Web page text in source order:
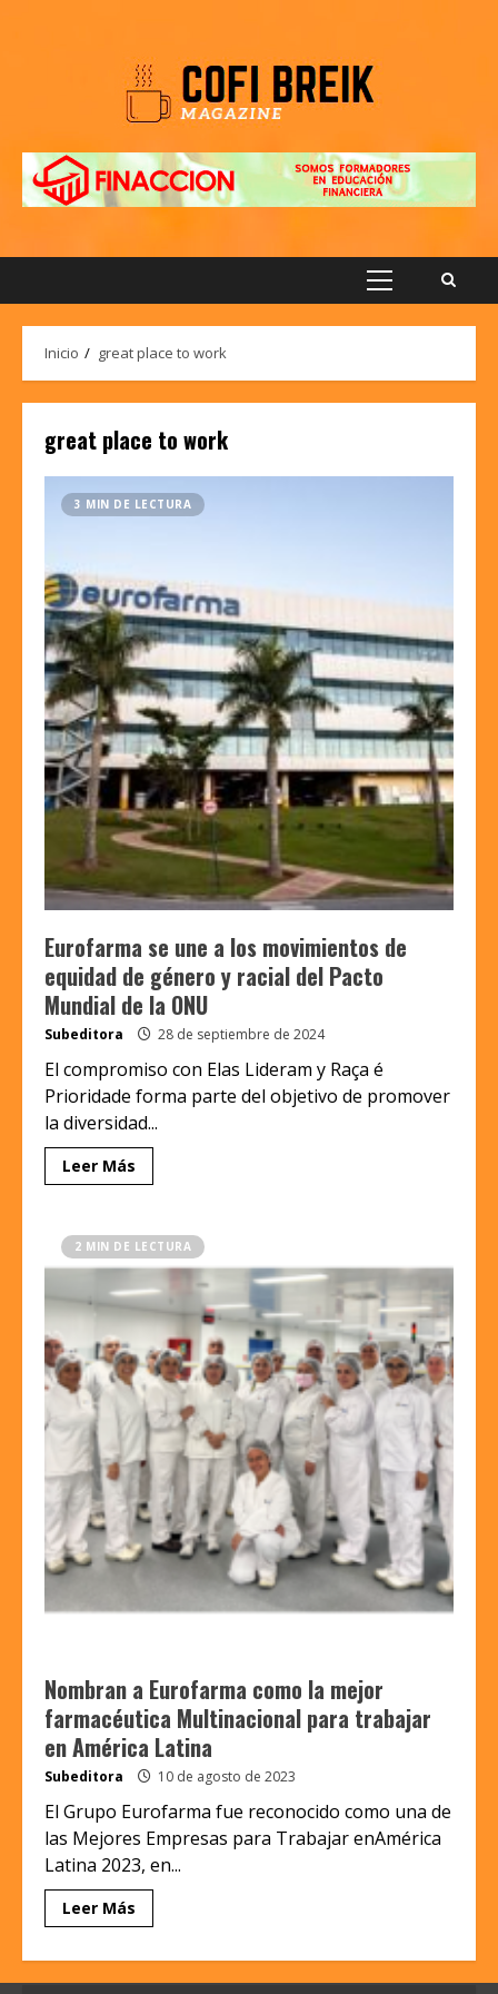
Menú
Inicio great place to work
great place to work
3 MIN DE LECTURA
Eurofarma se une a los movimientos de
equidad de género y racial del Pacto
Mundial de la ONU
Subeditora 28 de septiembre de 2024
El compromiso con Elas Lideram y Raça é
Prioridade forma parte del objetivo de promover
la diversidad...
Leer Más
2 MIN DE LECTURA
Nombran a Eurofarma como la mejor
farmacéutica Multinacional para trabajar
en América Latina
Subeditora 10 de agosto de 2023
El Grupo Eurofarma fue reconocido como una de
las Mejores Empresas para Trabajar enAmérica
Latina 2023, en...
Leer Más